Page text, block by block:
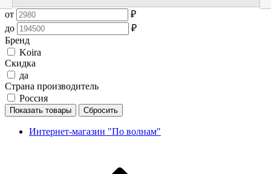
от
₽
до
₽
Бренд
Koira
Скидка
да
Страна производитель
Россия
Показать товары Сбросить
Интернет-магазин "По волнам"